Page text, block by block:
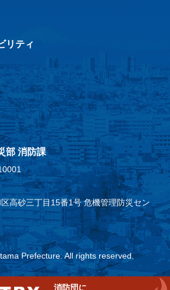
リティ
部 消防課
高砂三丁目15番1号 危機管理防災セン
Prefecture. All rights reserved.
消防団に